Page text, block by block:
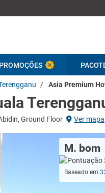
PROMOÇÕES
/ Asia Premium
Ground Floor Ver mapa
M. bom
Baseado em